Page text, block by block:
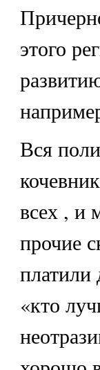
этого
Вся
всех , и
прочие
«кто